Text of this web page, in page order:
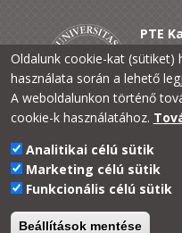
PTE
PTE a
H-
+36
Oldalunk cookie-kat (sütiket)
használata során a lehető
A weboldalunkon történő
cookie-k használatához.
Analitikai célú sütik
Marketing célú sütik
Funkcionális célú sütik
Beállítások mentése